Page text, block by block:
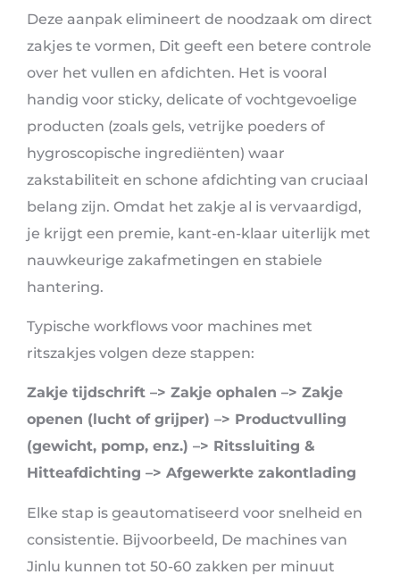
Deze aanpak elimineert de noodzaak om direct
zakjes te vormen, Dit geeft een betere controle
over het vullen en afdichten. Het is vooral
handig voor sticky, delicate of vochtgevoelige
producten (zoals gels, vetrijke poeders of
hygroscopische ingrediënten) waar
zakstabiliteit en schone afdichting van cruciaal
belang zijn. Omdat het zakje al is vervaardigd,
je krijgt een premie, kant-en-klaar uiterlijk met
nauwkeurige zakafmetingen en stabiele
hantering.
Typische workflows voor machines met
ritszakjes volgen deze stappen:
Zakje tijdschrift –> Zakje ophalen –> Zakje
openen (lucht of grijper) –> Productvulling
(gewicht, pomp, enz.) –> Ritssluiting &
Hitteafdichting –> Afgewerkte zakontlading
Elke stap is geautomatiseerd voor snelheid en
consistentie. Bijvoorbeeld, De machines van
Jinlu kunnen tot 50-60 zakken per minuut